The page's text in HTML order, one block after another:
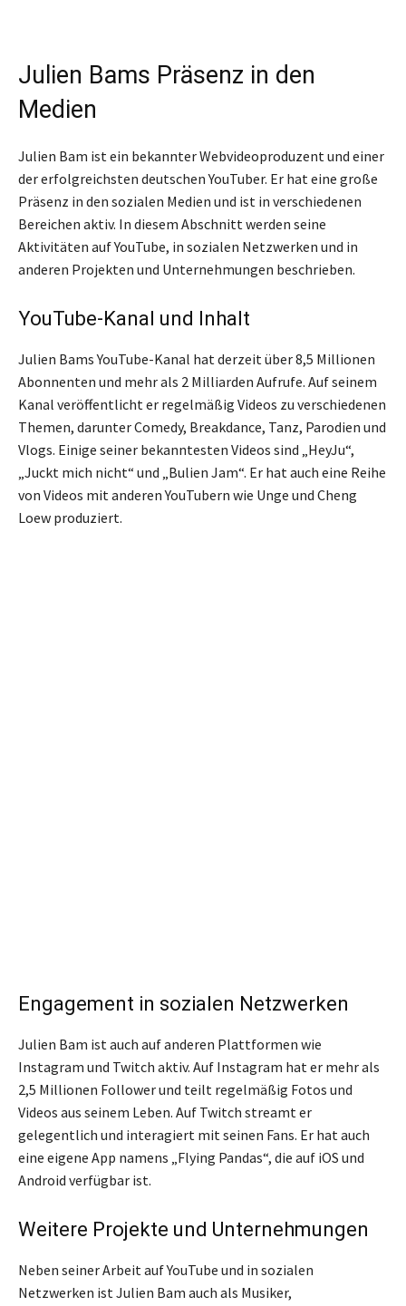
Julien Bams Präsenz in den
Medien
Julien Bam ist ein bekannter Webvideoproduzent und einer
der erfolgreichsten deutschen YouTuber. Er hat eine große
Präsenz in den sozialen Medien und ist in verschiedenen
Bereichen aktiv. In diesem Abschnitt werden seine
Aktivitäten auf YouTube, in sozialen Netzwerken und in
anderen Projekten und Unternehmungen beschrieben.
YouTube-Kanal und Inhalt
Julien Bams YouTube-Kanal hat derzeit über 8,5 Millionen
Abonnenten und mehr als 2 Milliarden Aufrufe. Auf seinem
Kanal veröffentlicht er regelmäßig Videos zu verschiedenen
Themen, darunter Comedy, Breakdance, Tanz, Parodien und
Vlogs. Einige seiner bekanntesten Videos sind „HeyJu“,
„Juckt mich nicht“ und „Bulien Jam“. Er hat auch eine Reihe
von Videos mit anderen YouTubern wie Unge und Cheng
Loew produziert.
Engagement in sozialen Netzwerken
Julien Bam ist auch auf anderen Plattformen wie
Instagram und Twitch aktiv. Auf Instagram hat er mehr als
2,5 Millionen Follower und teilt regelmäßig Fotos und
Videos aus seinem Leben. Auf Twitch streamt er
gelegentlich und interagiert mit seinen Fans. Er hat auch
eine eigene App namens „Flying Pandas“, die auf iOS und
Android verfügbar ist.
Weitere Projekte und Unternehmungen
Neben seiner Arbeit auf YouTube und in sozialen
Netzwerken ist Julien Bam auch als Musiker,